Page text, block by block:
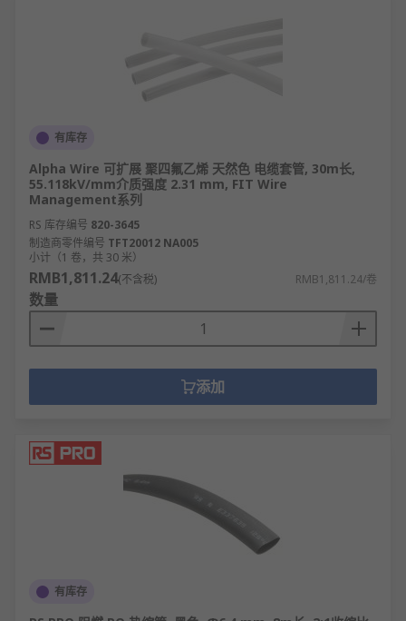
有库存
Alpha Wire 可扩展 聚四氟乙烯 天然色 电缆套管, 30m长,
55.118kV/mm介质强度 2.31 mm, FIT Wire
Management系列
RS 库存编号 820-3645
制造商零件编号 TFT20012 NA005
小计（1 卷，共 30 米）
RMB1,811.24(不含税) RMB1,811.24/卷
数量
添加
有库存